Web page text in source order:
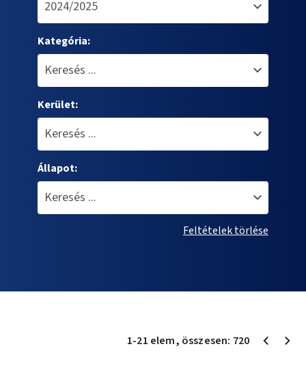
Kategória:
Kerület:
Állapot:
Feltételek törlése
1-21 elem, összesen: 720